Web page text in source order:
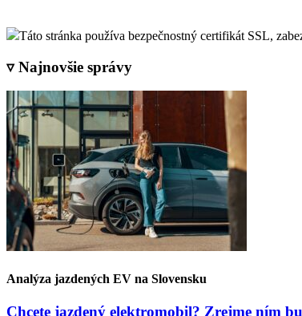
Táto stránka používa bezpečnostný certifikát SSL,
▿ Najnovšie správy
Analýza jazdených EV na Slovensku
Chcete jazdený elektromobil? Zrejme ním